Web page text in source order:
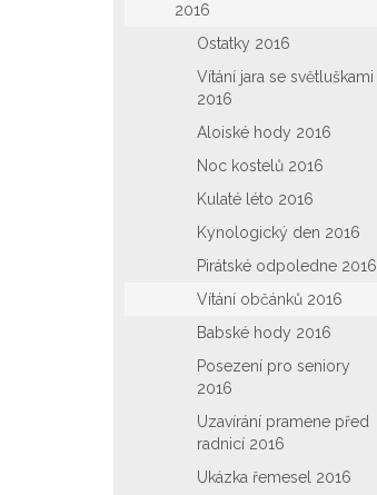
2016
Ostatky 2016
Vítání jara se světluškami
2016
Aloiské hody 2016
Noc kostelů 2016
Kulaté léto 2016
Kynologický den 2016
Pirátské odpoledne 2016
Vítání občánků 2016
Babské hody 2016
Posezení pro seniory
2016
Uzavírání pramene před
radnicí 2016
Ukázka řemesel 2016